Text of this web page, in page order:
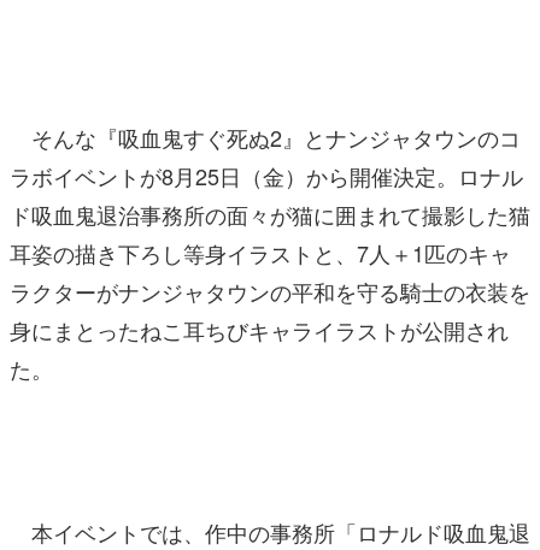
そんな『吸血鬼すぐ死ぬ2』とナンジャタウンのコ
ラボイベントが8月25日（金）から開催決定。 ロナル
ド吸血鬼退治事務所の面々が猫に囲まれて撮影した猫
耳姿の描き下ろし等身イラストと、7人＋1匹のキャ
ラクターがナンジャタウンの平和を守る騎士の衣装を
身にまとったねこ耳ちびキャライラストが公開され
た。
本イベントでは、作中の事務所「ロナルド吸血鬼退